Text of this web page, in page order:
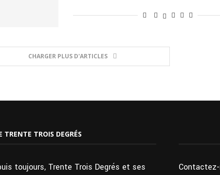
CHARGER PLUS D'ARTICLES
TRENTE TROIS DEGRÉS
toujours, Trente Trois Degrés et ses